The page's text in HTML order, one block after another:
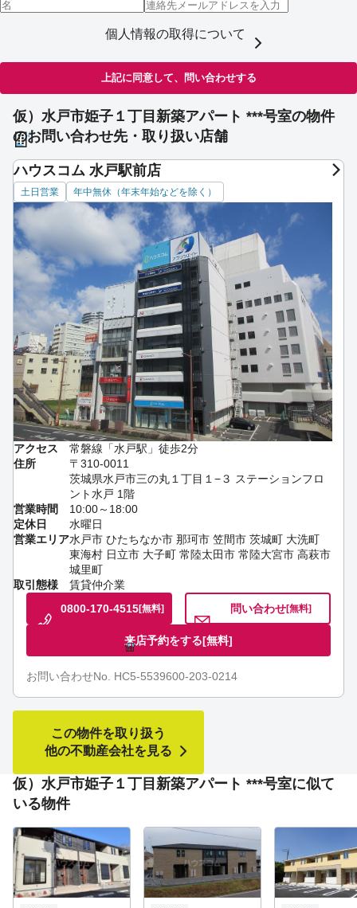
個人情報の取得について
上記に同意して、問い合わせする
仮）水戸市姫子１丁目新築アパート ***号室の物件
のお問い合わせ先・取り扱い店舗
ハウスコム 水戸駅前店
土日営業 年中無休（年末年始などを除く）
アクセス
常磐線「水戸駅」徒歩2分
住所
〒310-0011
茨城県水戸市三の丸１丁目１−３ ステーションフロ
ント水戸 1階
営業時間
10:00～18:00
定休日
水曜日
営業エリア水戸市 ひたちなか市 那珂市 笠間市 茨城町 大洗町
東海村 日立市 大子町 常陸太田市 常陸大宮市 高萩市
城里町
取引態様
賃貸仲介業
0800-170-4515[無料] 問い合わせ[無料]
来店予約をする[無料]
お問い合わせNo. HC5-5539600-203-0214
この物件を取り扱う
他の不動産会社を見る
仮）水戸市姫子１丁目新築アパート ***号室に似て
いる物件